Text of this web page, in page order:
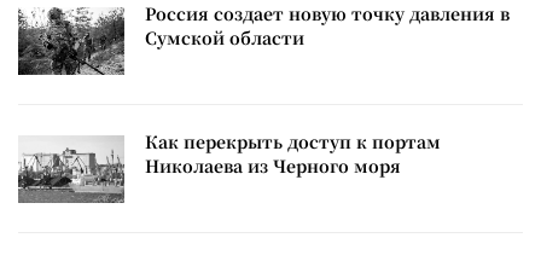
Россия создает новую точку давления в
Сумской области
Как перекрыть доступ к портам
Николаева из Черного моря